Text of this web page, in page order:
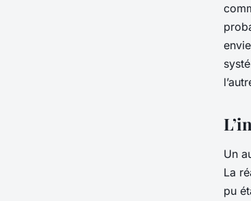
Un
La
pu